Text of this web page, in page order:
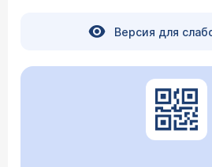
Версия для